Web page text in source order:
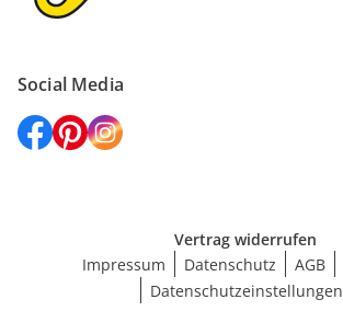
Social Media
Vertrag widerrufen
Impressum
Datenschutz AGB
Datenschutzeinstellungen